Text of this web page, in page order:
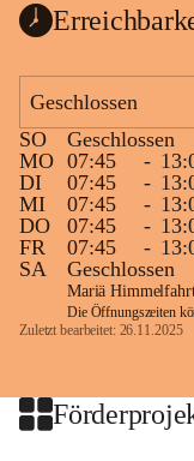
Geschlossen
SO
Geschlossen
MO 07:45 -
DI
07:45 -
MI
07:45 -
DO
07:45 -
FR
07:45 -
SA
Geschlossen
Mariä
Die Öffnungszeiten
Zuletzt bearbeitet: 26.11.2025